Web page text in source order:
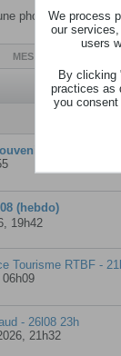
photo, ...
MES ABONNEMENTS
- kinepolis -
(hebdo)
19h42
Tourisme RTBF -
- 26l08 23h
21h32
We process
our
users
By clicking
practices as
you